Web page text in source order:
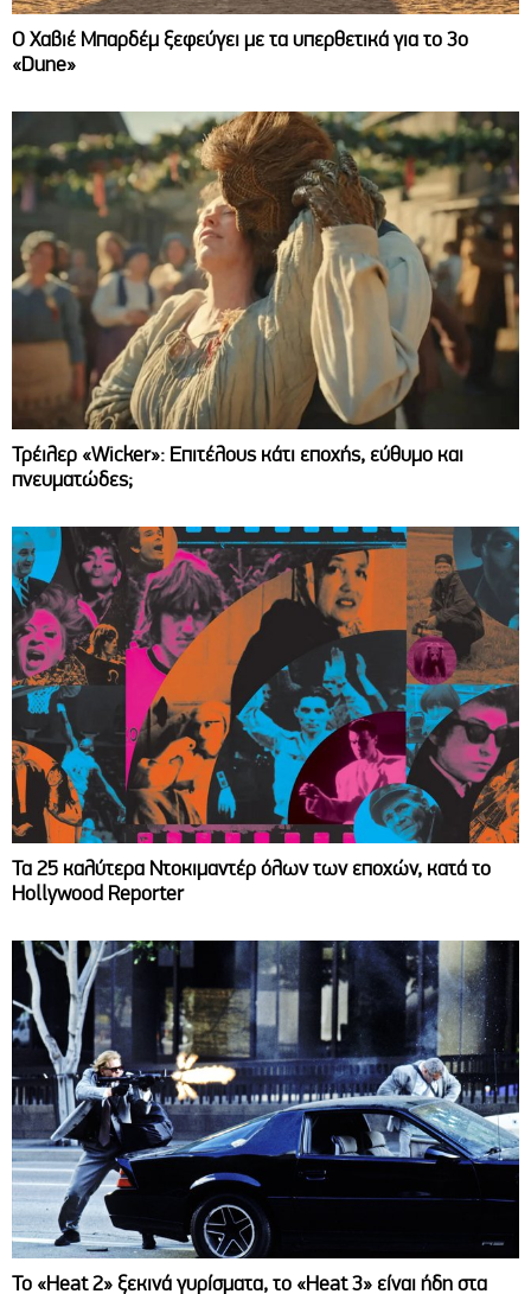
O Χαβιέ Μπαρδέμ ξεφεύγει με τα υπερθετικά για το 3ο
«Dune»
Τρέιλερ «Wicker»: Επιτέλους κάτι εποχής, εύθυμο και
πνευματώδες;
Τα 25 καλύτερα Ντοκιμαντέρ όλων των εποχών, κατά το
Hollywood Reporter
Το «Heat 2» ξεκινά γυρίσματα, το «Heat 3» είναι ήδη στα